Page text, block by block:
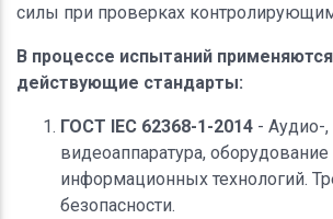
силы при проверках
В процессе испытаний
действующие стандарты:
ГОСТ IEC 62368-1-2014 - Аудио-,
видеоаппаратура, оборудование
информационных технологий.
безопасности.